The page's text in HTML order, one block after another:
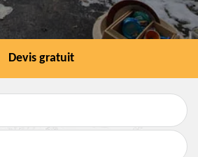
Devis gratuit